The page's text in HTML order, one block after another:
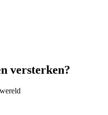
versterken?